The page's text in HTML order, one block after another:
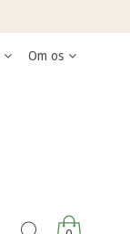
Om os